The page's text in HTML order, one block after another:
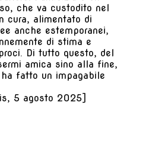
che va custodito nel
cura, alimentato di
anche estemporanei,
di stima e
Di tutto questo, del
amica sino alla fine,
fatto un impagabile
5 agosto 2025]